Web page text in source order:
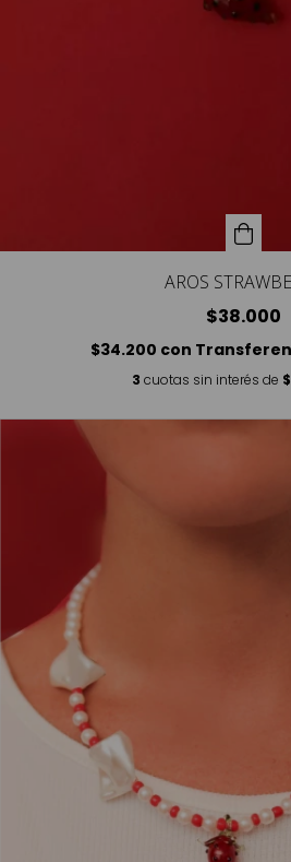
AROS
$38.000
$34.200 con
3 cuotas sin interés de